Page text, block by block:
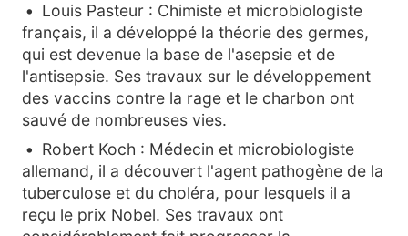
Louis Pasteur : Chimiste et microbiologiste
français, il a développé la théorie des germes,
qui est devenue la base de l'asepsie et de
l'antisepsie. Ses travaux sur le développement
des vaccins contre la rage et le charbon ont
sauvé de nombreuses vies.
Robert Koch : Médecin et microbiologiste
allemand, il a découvert l'agent pathogène de la
tuberculose et du choléra, pour lesquels il a
reçu le prix Nobel. Ses travaux ont